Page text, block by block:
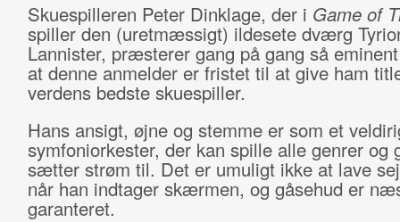
Skuespilleren Peter Dinklage, der i Game of
spiller den (uretmæssigt) ildesete dværg
Lannister, præsterer gang på gang så
at denne anmelder er fristet til at give ham
verdens bedste skuespiller.
Hans ansigt, øjne og stemme er som et
symfoniorkester, der kan spille alle genrer og
sætter strøm til. Det er umuligt ikke at lave
når han indtager skærmen, og gåsehud er
garanteret.